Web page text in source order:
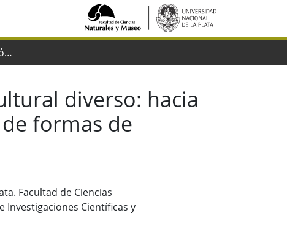
El bosque como un fenómeno biocultural diverso: hacia una integración de enfoques en la construcción de formas de relación futuras
diverso: hacia
formas de
Facultad de Ciencias
Investigaciones Científicas y